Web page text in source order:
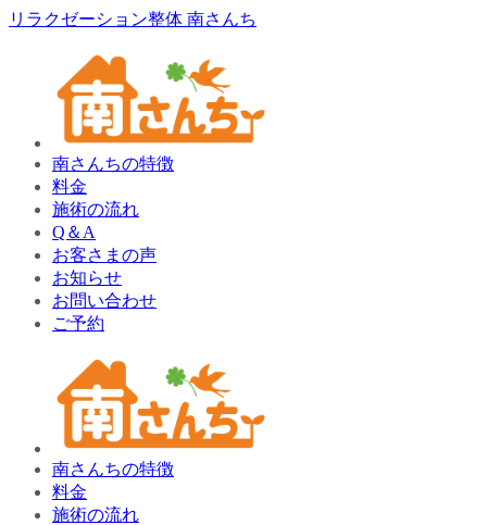
リラクゼーション整体 南さんち
南さんちの特徴
料金
施術の流れ
Q＆A
お客さまの声
お知らせ
お問い合わせ
ご予約
南さんちの特徴
料金
施術の流れ